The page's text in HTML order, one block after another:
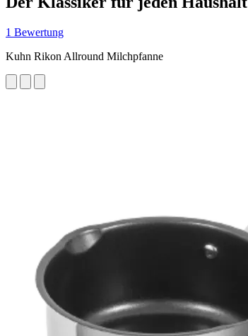
1 Bewertung
Kuhn Rikon Allround Milchpfanne